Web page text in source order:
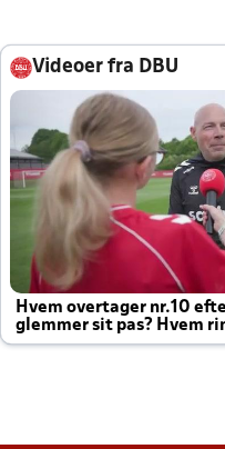
Videoer fra DBU
Hvem overtager nr.10
glemmer sit pas? Hvem
altid til efter kampe?